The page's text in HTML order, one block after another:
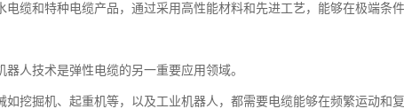
电缆和特种电缆产品，通过采用高性能材料和先进工艺，能够在极端条
器人技术是弹性电缆的另一重要应用领域。
如挖掘机、起重机等，以及工业机器人，都需要电缆能够在频繁运动和